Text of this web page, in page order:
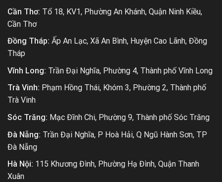
Cần Thơ: Tổ 18, KV1, Phường An Khánh, Quận Ninh Kiều,
Cần Thơ
Đồng Tháp: Ấp An Lạc, Xã An Bình, Huyện Cao Lãnh, Đồng
Tháp
Vĩnh Long: Trần Đại Nghĩa, Phường 4, Thành phố Vĩnh Long
Trà Vinh: Phạm Hồng Thái, Khóm 3, Phường 2, Thành phố
Trà Vinh
Sóc Trăng: Mạc Đĩnh Chi, Phường 9, Thành phố Sóc Trăng
Đà Nẵng: Trần Đại Nghĩa, P Hoà Hải, Q Ngũ Hành Sơn, TP
Đà Nẵng
Hà Nội: 115 Khương Đình, Phường Hạ Đình, Quận Thanh
Xuân